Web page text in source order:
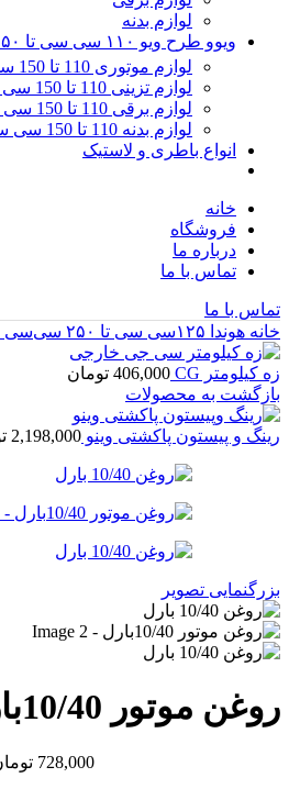
لوازم بدنه
ویوو طرح ویو ۱۱۰ سی سی تا ۱۵۰ سی سی
لوازم موتوری 110 تا 150 سی سی
لوازم تزینی 110 تا 150 سی سی
لوازم برقی 110 تا 150 سی سی
لوازم بدنه 110 تا 150 سی سی
انواع باطری و لاستیک
خانه
فروشگاه
درباره ما
تماس با ما
تماس با ما
خانه هوندا ۱۲۵سی سی تا ۲۵۰ سی‌سی
زه کیلومتر CG 406,000 تومان
بازگشت به محصولات
رینگ و پیستون پاکشتی وینو 2,198,000
بزرگنمایی تصویر
روغن موتور 10/40بارل
728,000